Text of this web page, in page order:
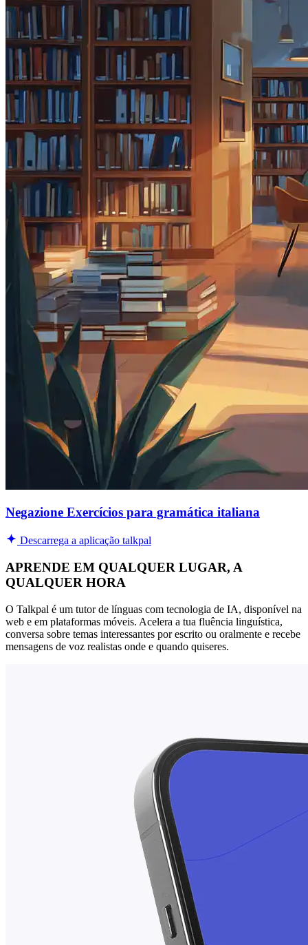
Negazione Exercícios para gramática italiana
Descarrega a aplicação talkpal
APRENDE EM QUALQUER LUGAR, A
QUALQUER HORA
O Talkpal é um tutor de línguas com tecnologia de IA, disponível na
web e em plataformas móveis. Acelera a tua fluência linguística,
conversa sobre temas interessantes por escrito ou oralmente e recebe
mensagens de voz realistas onde e quando quiseres.